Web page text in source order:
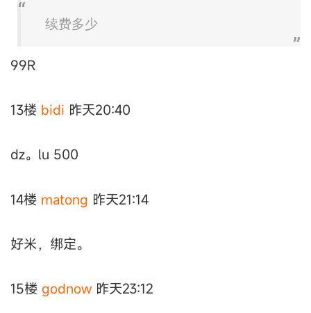
续费多少
99R
13楼 bidi 昨天20:40
dz。lu 500
14楼 matong 昨天21:14
好米，绑定。
15楼 godnow 昨天23:12